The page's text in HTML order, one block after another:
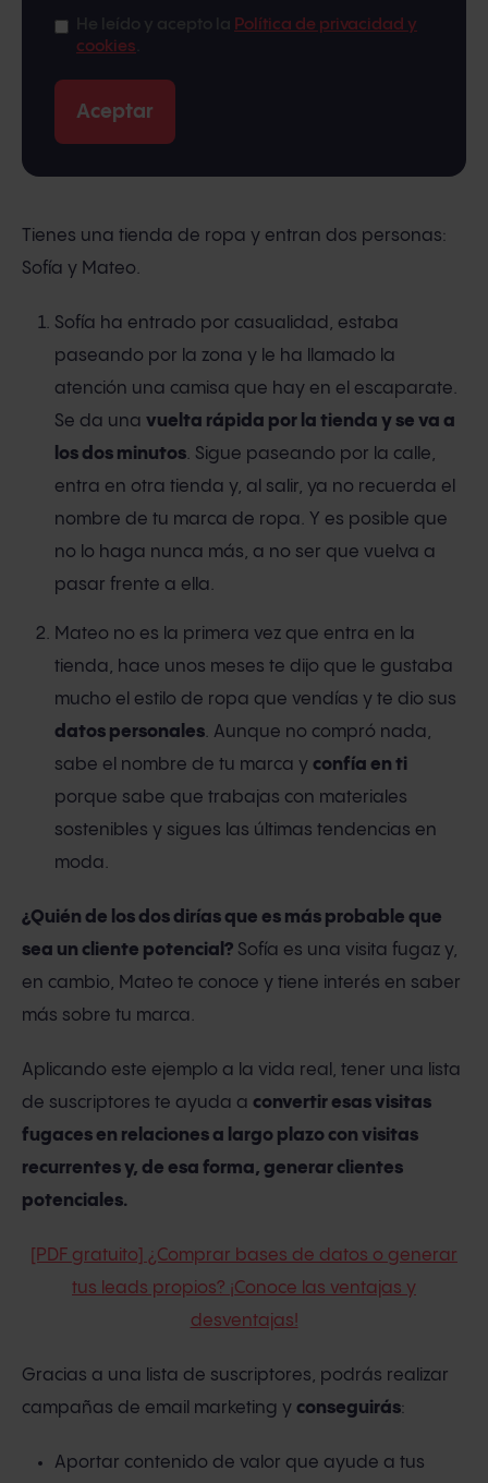
Política de privacidad y
cookies
Tienes una tienda de ropa y entran dos personas:
Sofía y Mateo.
Sofía ha entrado por casualidad, estaba
paseando por la zona y le ha llamado la
atención una camisa que hay en el escaparate.
Se da una vuelta rápida por la tienda y se va a
los dos minutos. Sigue paseando por la calle,
entra en otra tienda y, al salir, ya no recuerda el
nombre de tu marca de ropa. Y es posible que
no lo haga nunca más, a no ser que vuelva a
pasar frente a ella.
Mateo no es la primera vez que entra en la
tienda, hace unos meses te dijo que le gustaba
mucho el estilo de ropa que vendías y te dio sus
datos personales. Aunque no compró nada,
sabe el nombre de tu marca y confía en ti
porque sabe que trabajas con materiales
sostenibles y sigues las últimas tendencias en
moda.
¿Quién de los dos dirías que es más probable que
sea un cliente potencial? Sofía es una visita fugaz y,
en cambio, Mateo te conoce y tiene interés en saber
más sobre tu marca.
Aplicando este ejemplo a la vida real, tener una lista
de suscriptores te ayuda a convertir esas visitas
fugaces en relaciones a largo plazo con visitas
recurrentes y, de esa forma, generar clientes
potenciales.
[PDF gratuito] ¿Comprar bases de datos o generar
tus leads propios? ¡Conoce las ventajas y
desventajas!
Gracias a una lista de suscriptores, podrás realizar
campañas de email marketing y conseguirás:
Aportar contenido de valor que ayude a tus